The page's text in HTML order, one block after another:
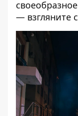
— взгляните